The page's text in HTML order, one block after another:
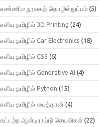
எண்ணிம நூலகத் தொழில்நுட்பம் (5)
எளிய தமிழில் 3D Printing (24)
எளிய தமிழில் Car Electronics (18)
எளிய தமிழில் CSS (6)
எளிய தமிழில் Generative AI (4)
எளிய தமிழில் Python (15)
எளிய தமிழில் பைத்தான் (4)
கட்டற்ற ஆன்டிராய்டு செயலிகள் (22)